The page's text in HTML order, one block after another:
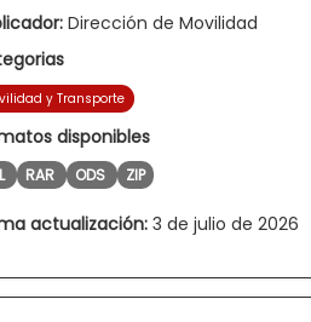
Dirección de Movilidad
y Transporte
disponibles
RAR ODS ZIP
actualización: 3 de julio de 2026